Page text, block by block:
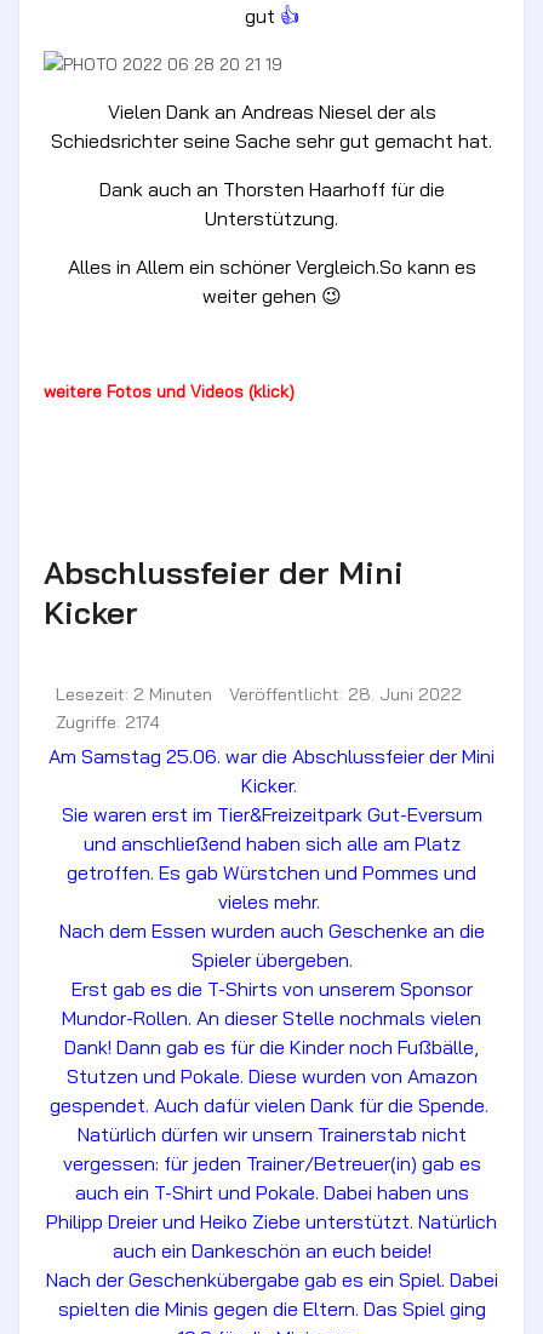
gut 👍
Vielen Dank an Andreas Niesel der als
Schiedsrichter seine Sache sehr gut gemacht hat.
Dank auch an Thorsten Haarhoff für die
Unterstützung.
Alles in Allem ein schöner Vergleich.So kann es
weiter gehen 😉
weitere Fotos und Videos (klick)
Abschlussfeier der Mini
Kicker
Lesezeit: 2 Minuten
Veröffentlicht: 28. Juni 2022
Zugriffe: 2174
Am Samstag 25.06. war die Abschlussfeier der Mini
Kicker.
Sie waren erst im Tier&Freizeitpark Gut-Eversum
und anschließend haben sich alle am Platz
getroffen. Es gab Würstchen und Pommes und
vieles mehr.
Nach dem Essen wurden auch Geschenke an die
Spieler übergeben.
Erst gab es die T-Shirts von unserem Sponsor
Mundor-Rollen. An dieser Stelle nochmals vielen
Dank! Dann gab es für die Kinder noch Fußbälle,
Stutzen und Pokale. Diese wurden von Amazon
gespendet. Auch dafür vielen Dank für die Spende.
Natürlich dürfen wir unsern Trainerstab nicht
vergessen: für jeden Trainer/Betreuer(in) gab es
auch ein T-Shirt und Pokale. Dabei haben uns
Philipp Dreier und Heiko Ziebe unterstützt. Natürlich
auch ein Dankeschön an euch beide!
Nach der Geschenkübergabe gab es ein Spiel. Dabei
spielten die Minis gegen die Eltern. Das Spiel ging